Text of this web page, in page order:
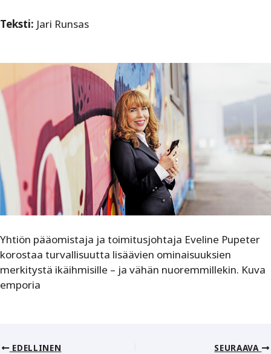
Teksti: Jari Runsas
Yhtiön pääomistaja ja toimitusjohtaja Eveline Pupeter
korostaa turvallisuutta lisäävien ominaisuuksien
merkitystä ikäihmisille – ja vähän nuoremmillekin. Kuva
emporia
EDELLINEN SEURAAVA